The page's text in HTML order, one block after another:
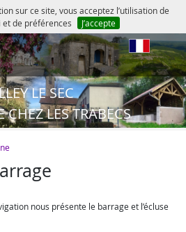
sur ce site, vous acceptez l’utilisation de
et de préférences
J’accepte
LE SEC
CHEZ LES TRABECS
nous présente le barrage et l’écluse